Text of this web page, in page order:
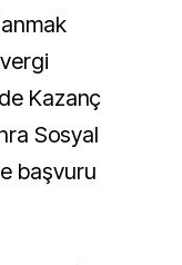
Kazanç
Sosyal
başvuru